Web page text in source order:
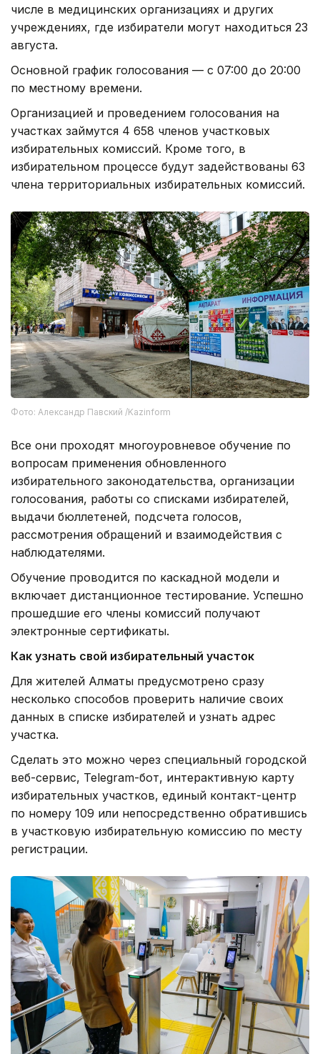
числе в медицинских организациях и других
учреждениях, где избиратели могут находиться 23
августа.
Основной график голосования — с 07:00 до 20:00
по местному времени.
Организацией и проведением голосования на
участках займутся 4 658 членов участковых
избирательных комиссий. Кроме того, в
избирательном процессе будут задействованы 63
члена территориальных избирательных комиссий.
Фото: Александр Павский /Kazinform
Все они проходят многоуровневое обучение по
вопросам применения обновленного
избирательного законодательства, организации
голосования, работы со списками избирателей,
выдачи бюллетеней, подсчета голосов,
рассмотрения обращений и взаимодействия с
наблюдателями.
Обучение проводится по каскадной модели и
включает дистанционное тестирование. Успешно
прошедшие его члены комиссий получают
электронные сертификаты.
Как узнать свой избирательный участок
Для жителей Алматы предусмотрено сразу
несколько способов проверить наличие своих
данных в списке избирателей и узнать адрес
участка.
Сделать это можно через специальный городской
веб-сервис, Telegram-бот, интерактивную карту
избирательных участков, единый контакт-центр
по номеру 109 или непосредственно обратившись
в участковую избирательную комиссию по месту
регистрации.